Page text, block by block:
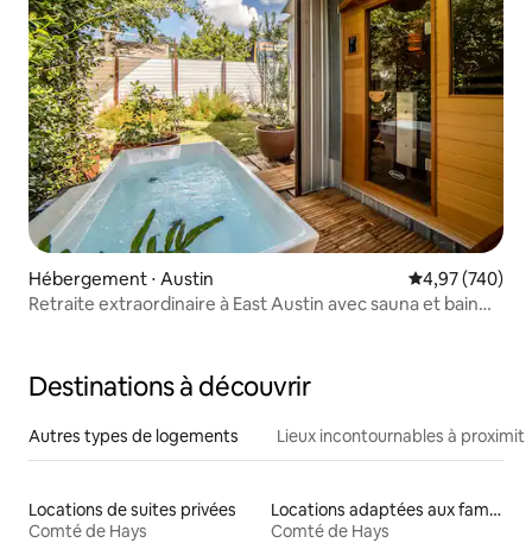
Hébergement ⋅ Austin Évaluation
4,97 (740)
Retraite extraordinaire à East Austin avec sauna et bain
Destinations à découvrir
Autres types de logements Lieux incontournables à
Locations de suites privées
Comté de Hays
Locations adaptées aux familles
Comté de Hays